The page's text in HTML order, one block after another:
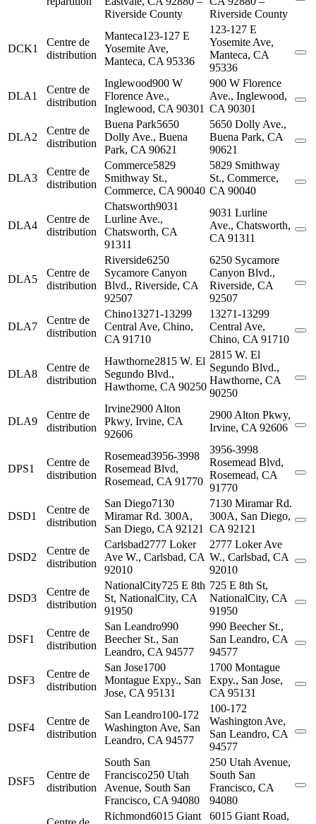
Riverside County
Riverside County
DCK1
Centre de
distribution
Manteca123-127 E
Yosemite Ave,
Manteca, CA 95336
123-127 E
Yosemite Ave,
Manteca, CA
95336
DLA1
Centre de
distribution
Inglewood900 W
Florence Ave.,
Inglewood, CA 90301
900 W Florence
Ave., Inglewood,
CA 90301
DLA2
Centre de
distribution
Buena Park5650
Dolly Ave., Buena
Park, CA 90621
5650 Dolly Ave.,
Buena Park, CA
90621
DLA3
Centre de
distribution
Commerce5829
Smithway St.,
Commerce, CA 90040
5829 Smithway
St., Commerce,
CA 90040
DLA4
Centre de
distribution
Chatsworth9031
Lurline Ave.,
Chatsworth, CA
91311
9031 Lurline
Ave., Chatsworth,
CA 91311
DLA5
Centre de
distribution
Riverside6250
Sycamore Canyon
Blvd., Riverside, CA
92507
6250 Sycamore
Canyon Blvd.,
Riverside, CA
92507
DLA7
Centre de
distribution
Chino13271-13299
Central Ave, Chino,
CA 91710
13271-13299
Central Ave,
Chino, CA 91710
DLA8
Centre de
distribution
Hawthorne2815 W. El
Segundo Blvd.,
Hawthorne, CA 90250
2815 W. El
Segundo Blvd.,
Hawthorne, CA
90250
DLA9
Centre de
distribution
Irvine2900 Alton
Pkwy, Irvine, CA
92606
2900 Alton Pkwy,
Irvine, CA 92606
DPS1
Centre de
distribution
Rosemead3956-3998
Rosemead Blvd,
Rosemead, CA 91770
3956-3998
Rosemead Blvd,
Rosemead, CA
91770
DSD1
Centre de
distribution
San Diego7130
Miramar Rd. 300A,
San Diego, CA 92121
7130 Miramar Rd.
300A, San Diego,
CA 92121
DSD2
Centre de
distribution
Carlsbad2777 Loker
Ave W., Carlsbad, CA
92010
2777 Loker Ave
W., Carlsbad, CA
92010
DSD3
Centre de
distribution
NationalCity725 E 8th
St, NationalCity, CA
91950
725 E 8th St,
NationalCity, CA
91950
DSF1
Centre de
distribution
San Leandro990
Beecher St., San
Leandro, CA 94577
990 Beecher St.,
San Leandro, CA
94577
DSF3
Centre de
distribution
San Jose1700
Montague Expy., San
Jose, CA 95131
1700 Montague
Expy., San Jose,
CA 95131
DSF4
Centre de
distribution
San Leandro100-172
Washington Ave, San
Leandro, CA 94577
100-172
Washington Ave,
San Leandro, CA
94577
DSF5
Centre de
distribution
South San
Francisco250 Utah
Avenue, South San
Francisco, CA 94080
250 Utah Avenue,
South San
Francisco, CA
94080
Richmond6015 Giant
6015 Giant Road,